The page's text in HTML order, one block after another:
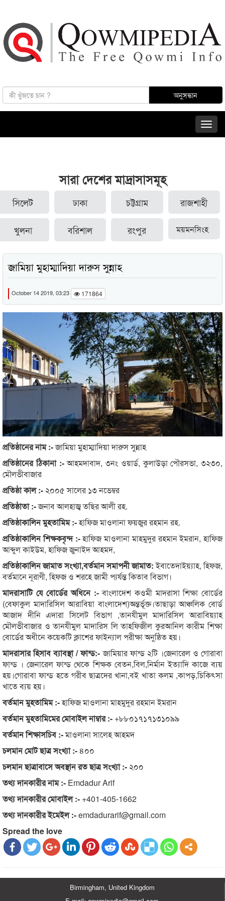
সারা দেশের মাদ্রাসাসমূহ
সিলেট ঢাকা চট্টগ্রাম রাজশাহী
খুলনা বরিশাল রংপুর ময়মনসিংহ
জামিয়া মুহাম্মাদিয়া দারুস সুন্নাহ
October 14 2019, 03:23 171864
প্রতিষ্ঠানের নাম :-জামিয়া মুহাম্মাদিয়া দারুস সুন্নাহ
প্রতিষ্ঠানের ঠিকানা :-আহমদাবাদ, ৩নং ওয়ার্ড, কুলাউড়া পৌরসভা, ৩২৩০,
মৌলভীবাজার
প্রতিষ্ঠা কাল :- ২০০৫ সালের ১৩ নভেম্বর
প্রতিষ্ঠাতা :-জনাব আলহাজ্ব তছির আলী রহ.
প্রতিষ্ঠাকালিন মুহতামিম :-হাফিজ মাওলানা ফয়জুর রহমান রহ.
প্রতিষ্ঠাকালিন শিক্ষকবৃন্দ :-হাফিজ মাওলানা মাহমুদুর রহমান ইমরান, হাফিজ
আব্দুল কাইউম, হাফিজ জুনাইদ আহমদ,
প্রতিষ্ঠাকালিন জামাত সংখ্যা,বর্তমান সমাপনী জামাত:ইবাতেদাইয়্যাহ, হিফজ,
বর্তমানে নূরাণী, হিফজ ও শরহে জামী প্যর্যন্ত কিতাব বিভাগ।
মাদরাসাটি যে বোর্ডের অধিনে :-বাংলাদেশ কওমী মাদরাসা শিক্ষা বোর্ডের
(বেফাকুল মাদারিসিল আরাবিয়া বাংলাদেশ)অন্তর্ভূক্ত।তাছাড়া আঞ্চলিক বোর্ড
আজাদ দীনি এদারা সিলেট বিভাগ ,তানযীমুল মাদারিসিল আরাবিয়্যাহ
মৌলভীবাজার ও তানযীমুল মাদারিস লি তাহফিজীল কুরআনিল কারীম শিক্ষা
বোর্ডের অধীনে কয়েকটি ক্লাশের ফাইন্যাল পরীক্ষা অনুষ্ঠিত হয়।
মাদরাসার হিসাব ব্যাবস্থা / ফান্ড:-জামিয়ার ফান্ড ২টি ।জেনারেল ও গোরাবা
ফান্ড । জেনারেল ফান্ড থেকে শিক্ষক বেতন,বিল,নির্মান ইত্যাদি কাজে ব্যয়
হয়।গোরাবা ফান্ড হতে গরীব ছাত্রদের খানা,বই খাতা কলম ,কাপড়,চিকিৎসা
খাতে ব্যয় হয়।
বর্তমান মুহতামিম :-হাফিজ মাওলানা মাহমুদুর রহমান ইমরান
বর্তমান মুহতামিমের মোবাইল নাম্বার :- +৮৮০১৭১৭১৩১০৯৯
বর্তমান শিক্ষাসচিব :-মাওলানা সালেহ আহমদ
চলমান মোট ছাত্র সংখ্যা :-৪০০
চলমান ছাত্রাবাসে অবস্থান রত ছাত্র সংখ্যা :- ২০০
তথ্য দানকারীর নাম :- Emdadur Arif
তথ্য দানকারীর মোবাইল :- +401-405-1662
তথ্য দানকারীর ইমেইল :-emdadurarif@gmail.com
Spread the love
Birmingham, United Kingdom